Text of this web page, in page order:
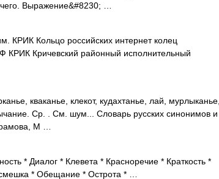
Выражение&#8230; …
КРИК Кольцо российских интернет колец
КРИК Кричевский районный исполнительный
кваканье, клекот, кудахтанье, лай, мурлыканье,
Ср. . См. шум... Словарь русских синонимов и
М …
* Диалог * Клевета * Красноречие * Краткость *
* Обещание * Острота * …